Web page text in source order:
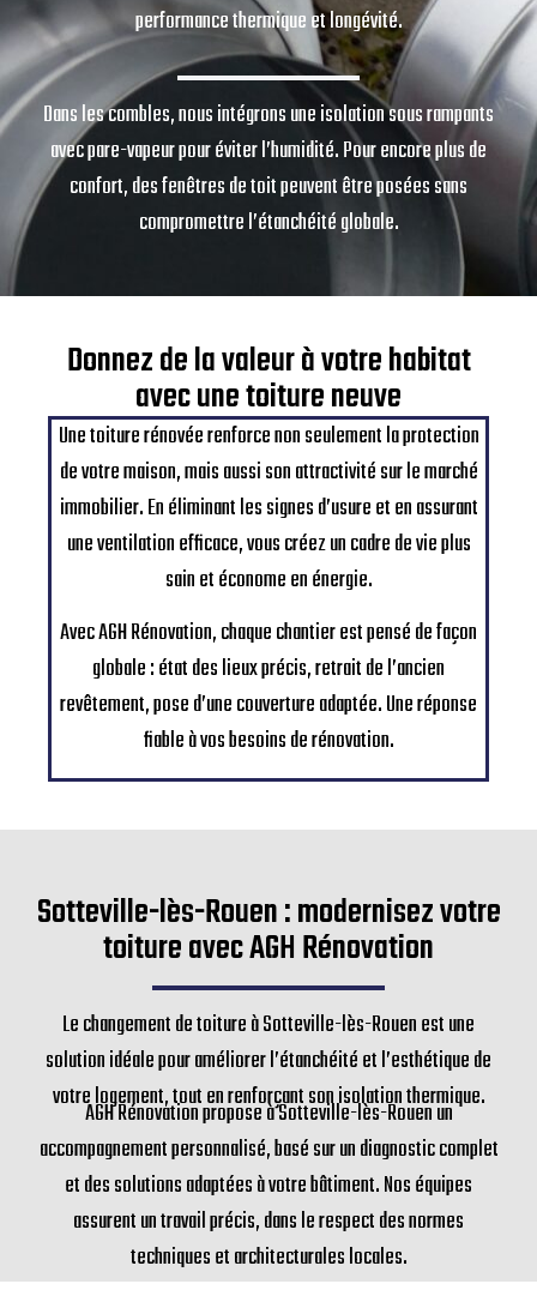
performance thermique et longévité.
Dans les combles, nous intégrons une isolation sous rampants
avec pare-vapeur pour éviter l’humidité. Pour encore plus de
confort, des fenêtres de toit peuvent être posées sans
compromettre l’étanchéité globale.
Donnez de la valeur à votre habitat
avec une toiture neuve
Une toiture rénovée renforce non seulement la protection
de votre maison, mais aussi son attractivité sur le marché
immobilier. En éliminant les signes d’usure et en assurant
une ventilation efficace, vous créez un cadre de vie plus
sain et économe en énergie.
Avec AGH Rénovation, chaque chantier est pensé de façon
globale : état des lieux précis, retrait de l’ancien
revêtement, pose d’une couverture adaptée. Une réponse
fiable à vos besoins de rénovation.
Sotteville-lès-Rouen : modernisez votre
toiture avec AGH Rénovation
Le changement de toiture à Sotteville-lès-Rouen est une
solution idéale pour améliorer l’étanchéité et l’esthétique de
votre logement, tout en renforçant son isolation thermique.
AGH Rénovation propose à Sotteville-lès-Rouen un
accompagnement personnalisé, basé sur un diagnostic complet
et des solutions adaptées à votre bâtiment. Nos équipes
assurent un travail précis, dans le respect des normes
techniques et architecturales locales.